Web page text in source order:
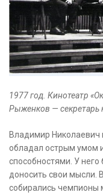
1977 год. Кинотеатр
Рыженков —
Владимир Николаевич
обладал острым умом
способностями. У
доносить свои мысли.
собирались чемпионы